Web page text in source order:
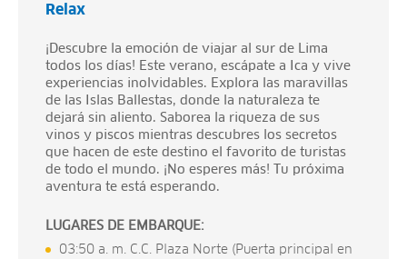
Relax
¡Descubre la emoción de viajar al sur de Lima
todos los días! Este verano, escápate a Ica y vive
experiencias inolvidables. Explora las maravillas
de las Islas Ballestas, donde la naturaleza te
dejará sin aliento. Saborea la riqueza de sus
vinos y piscos mientras descubres los secretos
que hacen de este destino el favorito de turistas
de todo el mundo. ¡No esperes más! Tu próxima
aventura te está esperando.
LUGARES DE EMBARQUE:
03:50 a. m. C.C. Plaza Norte (Puerta principal en